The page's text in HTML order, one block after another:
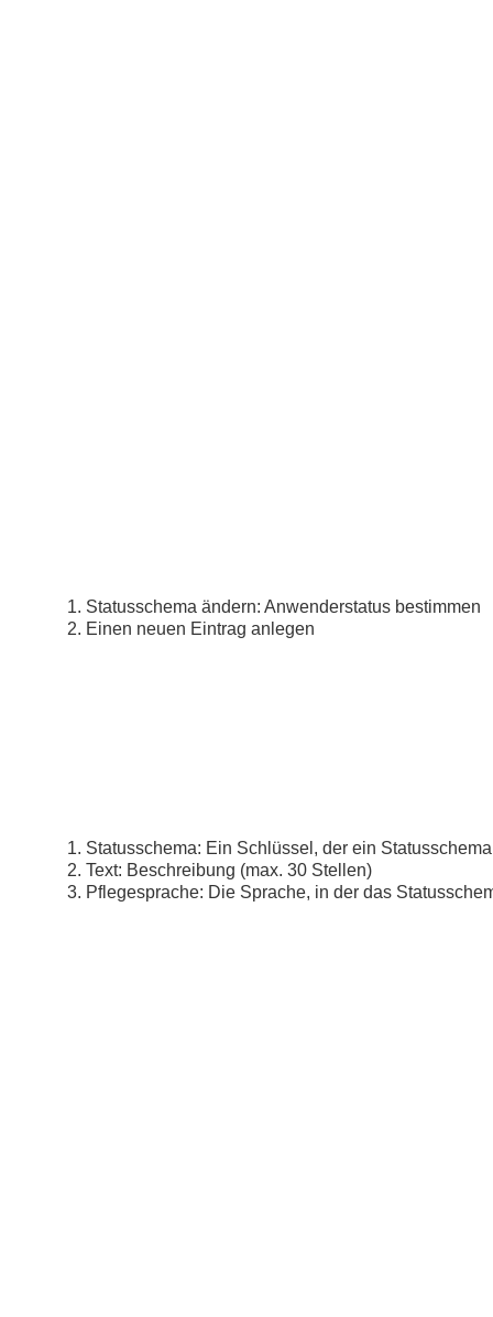
Statusschema ändern: Anwenderstatus bestimmen
Einen neuen Eintrag anlegen
Statusschema: Ein Schlüssel, der ein
Text: Beschreibung (max. 30 Stellen)
Pflegesprache: Die Sprache, in der das